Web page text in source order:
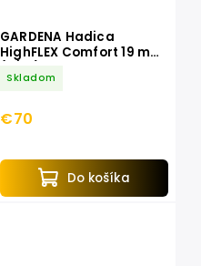
GARDENA Hadica
HighFLEX Comfort 19 mm
Skladom
€70
Do košíka